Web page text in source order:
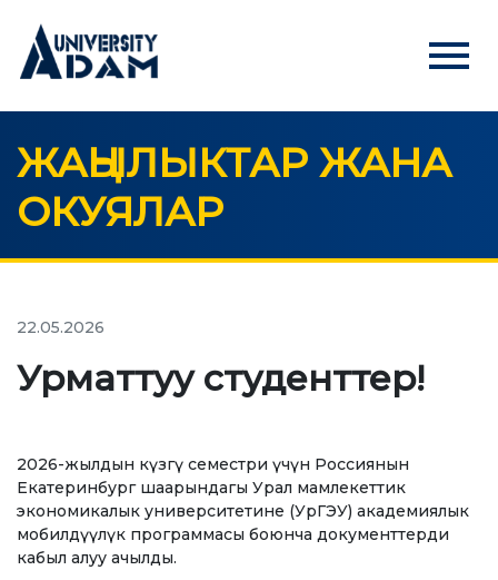
menu
Русский Кыргызча English
БАШКЫ БЕТ
АБИТУРИЕНТТЕРГЕ
УНИВЕРСИТЕТ
Ректордун кайрылуусу
Ченемдик документтер
Жетекчилик
ЖАҢЫЛЫКТАР ЖАНА
ОКУЯЛАР
22.05.2026
Урматтуу студенттер!
2026-жылдын күзгү семестри үчүн Россиянын
Екатеринбург шаарындагы Урал мамлекеттик
экономикалык университетине (УрГЭУ) академиялык
мобилдүүлүк программасы боюнча документтерди
кабыл алуу ачылды.